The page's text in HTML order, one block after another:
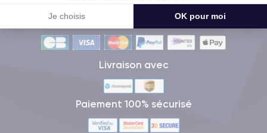
Je choisis OK pour moi
Méthodes de Paiement
Livraison avec
Paiement 100% sécurisé